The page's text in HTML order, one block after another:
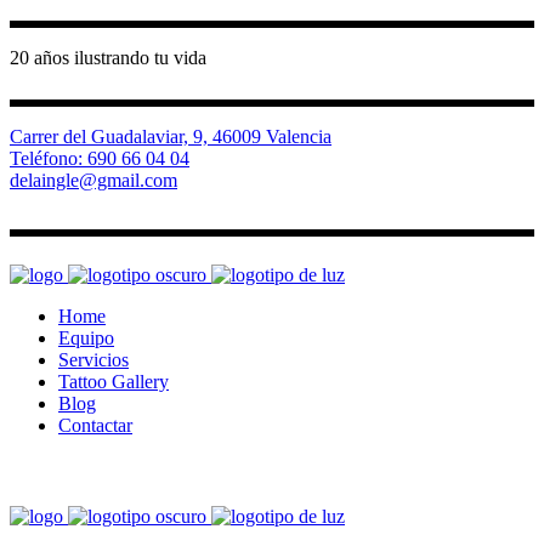
20 años ilustrando tu vida
Carrer del Guadalaviar, 9, 46009 Valencia
Teléfono: 690 66 04 04
delaingle@gmail.com
Home
Equipo
Servicios
Tattoo Gallery
Blog
Contactar